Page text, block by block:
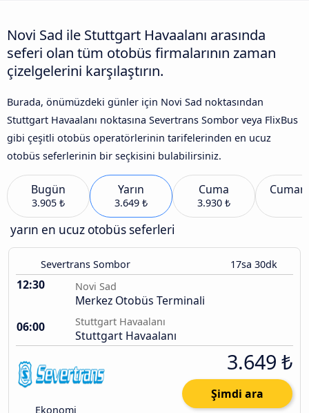
Novi Sad ile Stuttgart Havaalanı arasında
seferi olan tüm otobüs firmalarının zaman
çizelgelerini karşılaştırın.
Burada, önümüzdeki günler için Novi Sad noktasından
Stuttgart Havaalanı noktasına Severtrans Sombor veya FlixBus
gibi çeşitli otobüs operatörlerinin tarifelerinden en ucuz
otobüs seferlerinin bir seçkisini bulabilirsiniz.
Bugün
3.905 ₺
Yarın
3.649 ₺
Cuma
3.930 ₺
yarın en ucuz otobüs seferleri
Severtrans Sombor 17sa 30dk
12:30 Novi Sad
Merkez Otobüs Terminali
06:00
Stuttgart Havaalanı
Stuttgart Havaalanı
Ekonomi
3.649 ₺
Şimdi ara